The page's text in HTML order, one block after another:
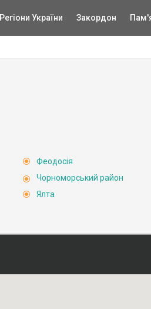
Регіони України Закордон
Феодосія
Чорноморський район
Ялта